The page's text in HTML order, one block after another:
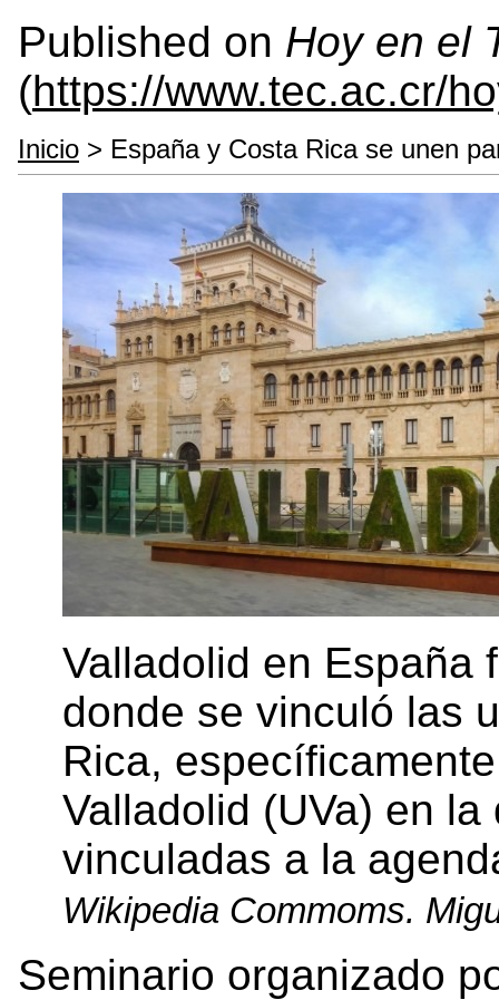
Published on Hoy en el
(https://www.tec.ac.cr/
Inicio > España y Costa Rica se unen
Valladolid en España
donde se vinculó las
Rica,
Valladolid (UVa) en
vinculadas a la
Wikipedia Commoms.
Seminario organizado